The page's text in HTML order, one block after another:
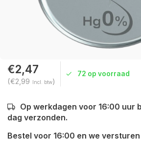
€2,47
(€2,99 Incl. btw)
72 op voorraad
Op werkdagen voor 16:00 uur
dag verzonden.
Bestel voor 16:00 en we